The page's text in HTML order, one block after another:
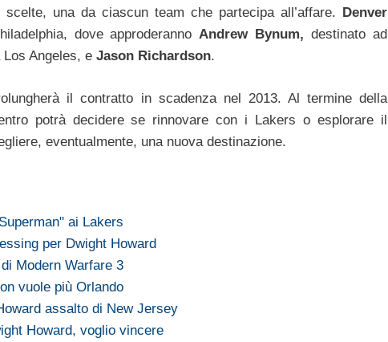
una da ciascun team che partecipa all’affare.
Denver
dove approderannoAndrew Bynum, destinato ad
Angeles, e Jason Richardson.
il contratto in scadenza nel 2013. Al termine della
potrà decidere se rinnovare con i Lakers o esplorare il
eventualmente, una nuova destinazione.
ai Lakers
per Dwight Howard
Modern Warfare 3
vuole più Orlando
assalto di New Jersey
Howard, voglio vincere